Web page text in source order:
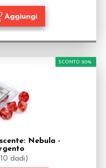
Nebula -
dadi)
SCONTO 20%